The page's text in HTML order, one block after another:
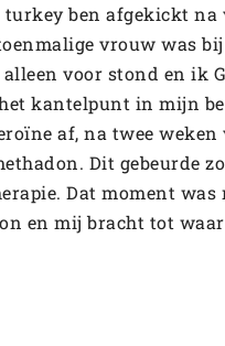
turkey ben afgekickt na
vrouw was
voor stond en ik
kantelpunt in mijn
af, na twee weken
Dit gebeurde
Dat moment was
en mij bracht tot waar